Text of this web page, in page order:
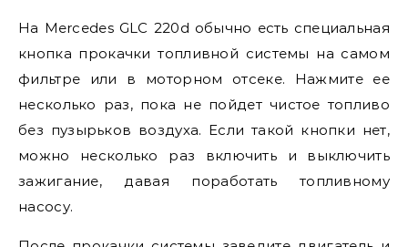
На Mercedes GLC 220d обычно есть специальная
кнопка прокачки топливной системы на самом
фильтре или в моторном отсеке. Нажмите ее
несколько раз, пока не пойдет чистое топливо
без пузырьков воздуха. Если такой кнопки нет,
можно несколько раз включить и выключить
зажигание, давая поработать топливному
насосу.